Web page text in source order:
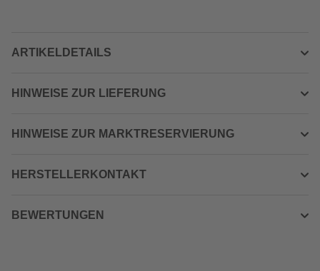
ARTIKELDETAILS
HINWEISE ZUR LIEFERUNG
HINWEISE ZUR MARKTRESERVIERUNG
HERSTELLERKONTAKT
BEWERTUNGEN